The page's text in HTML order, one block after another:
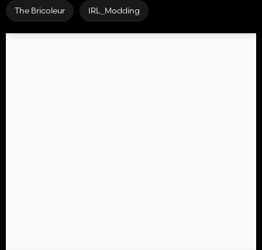
The Bricoleur IRL_Modding